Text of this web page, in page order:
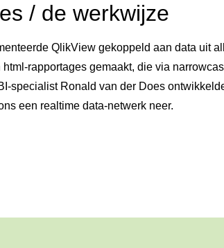
/ de werkwijze
QlikView gekoppeld aan data uit
rapportages gemaakt, die via
specialist Ronald van der Does
een realtime data-netwerk neer.